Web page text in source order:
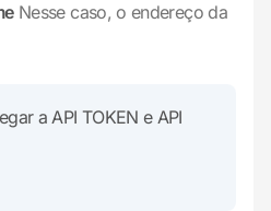
Nesse caso, o endereço da
a API TOKEN e API